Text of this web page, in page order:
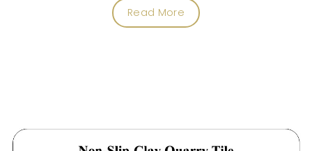
Read More